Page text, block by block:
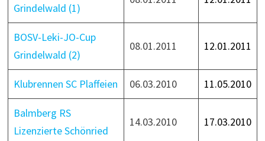
Grindelwald (1)
BOSV-Leki-JO-Cup
Grindelwald (2)
08.01.2011 12.01.2011
Klubrennen SC Plaffeien 06.03.2010 11.05.2010
Balmberg RS
Lizenzierte Schönried
14.03.2010 17.03.2010